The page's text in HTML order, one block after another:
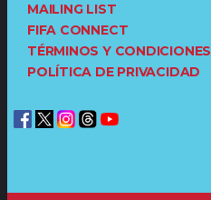
MAILING LIST
FIFA CONNECT
TÉRMINOS Y CONDICIONES
POLÍTICA DE PRIVACIDAD